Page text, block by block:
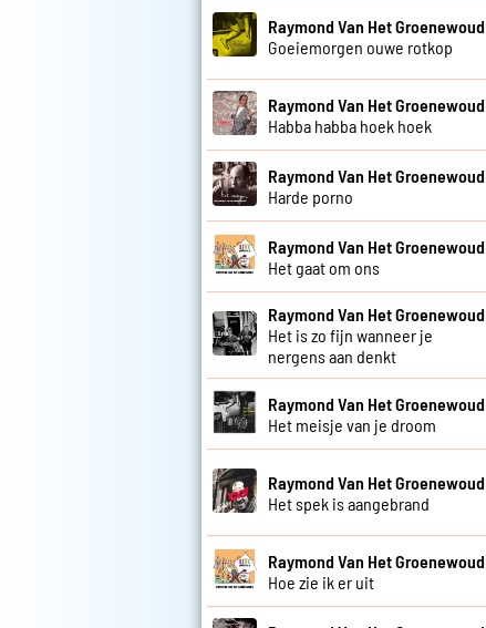
Raymond Van Het Groenewoud
Goeiemorgen ouwe rotkop
Raymond Van Het Groenewoud
Habba habba hoek hoek
Raymond Van Het Groenewoud
Harde porno
Raymond Van Het Groenewoud
Het gaat om ons
Raymond Van Het Groenewoud
Het is zo fijn wanneer je
nergens aan denkt
Raymond Van Het Groenewoud
Het meisje van je droom
Raymond Van Het Groenewoud
Het spek is aangebrand
Raymond Van Het Groenewoud
Hoe zie ik er uit